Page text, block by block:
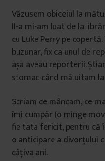
Văzusem obiceiul la
II-a mi-am luat de la
cu Luke Perry pe
buzunar, fix ca unul de
așa aveau reporterii.
stomac când mă uitam
Scriam ce mâncam, ce
îmi cumpăr (o minge
fie tata fericit, pentru că
o anticipare a divorțului
câțiva ani.